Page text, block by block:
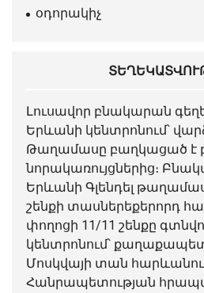
օդորակիչ
Լուսավոր բնակարան
Երևանի կենտրոնում՝
Թաղամասը բաղկացած է
նորակառույցներից։
Երևանի Գլենդել
շենքի տասներեքերորդ
փողոցի 11/11 շենքը
կենտրոնում՝
Մոսկվայի տան
Հանրապետության